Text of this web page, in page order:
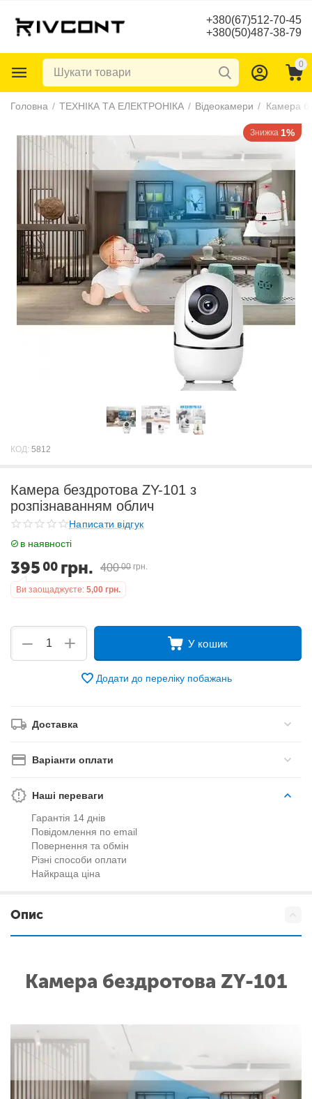
+380(67)512-70-45
+380(50)487-38-79
0
Головна / ТЕХНІКА ТА ЕЛЕКТРОНІКА / Відеокамери /
Знижка 1%
КОД: 5812
Камера бездротова ZY-101 з
розпізнаванням облич
Написати відгук
в наявності
395 00 грн. 400 00 грн.
Ви заощаджуєте: 5,00 грн.
+
− У кошик
Додати до переліку побажань
Доставка
Варіанти оплати
Наші переваги
Гарантія 14 днів
Повідомлення по email
Повернення та обмін
Різні способи оплати
Найкраща ціна
Опис
Камера бездротова ZY-101